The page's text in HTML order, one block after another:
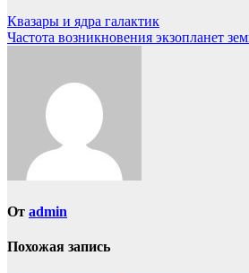
Навигация
по
Квазары и ядра галактик
Частота возникновения экзопланет
От admin
Похожая запись